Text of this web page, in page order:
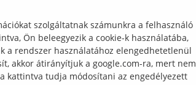
szolgáltatnak számunkra a felhasználó
Ön beleegyezik a cookie-k használatába,
a rendszer használatához elengedhetetlenül
akkor átirányítjuk a google.com-ra, mert nem
kattintva tudja módosítani az engedélyezett